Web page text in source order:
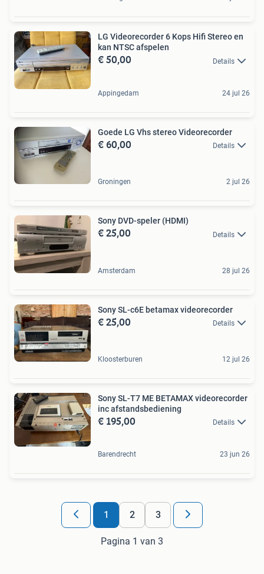
LG Videorecorder 6 Kops Hifi Stereo en
kan NTSC afspelen
€ 50,00 Details
Appingedam 24 jul 26
Goede LG Vhs stereo Videorecorder
€ 60,00 Details
Groningen 2 jul 26
Sony DVD-speler (HDMI)
€ 25,00 Details
Amsterdam 28 jul 26
Sony SL-c6E betamax videorecorder
€ 25,00 Details
Kloosterburen 12 jul 26
Sony SL-T7 ME BETAMAX videorecorder
inc afstandsbediening
€ 195,00 Details
Barendrecht 23 jun 26
1 2 3
Pagina 1 van 3